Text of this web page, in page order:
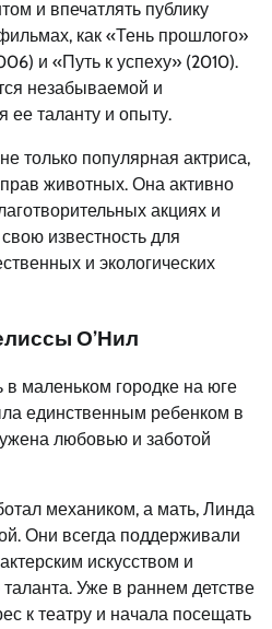
и впечатлять публику
как «Тень прошлого»
и «Путь к успеху» (2010).
незабываемой и
ее таланту и опыту.
только популярная актриса,
животных. Она активно
акциях и
известность для
и экологических
О’Нил
маленьком городке на юге
единственным ребенком в
любовью и заботой
механиком, а мать, Линда
Они всегда поддерживали
искусством и
Уже в раннем детстве
к театру и начала посещать